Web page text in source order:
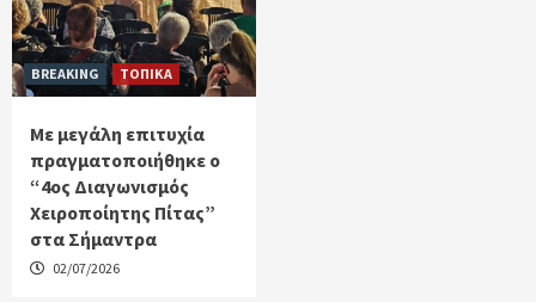
BREAKING ΤΟΠΙΚΑ
Με μεγάλη επιτυχία
πραγματοποιήθηκε ο
“4ος Διαγωνισμός
Χειροποίητης Πίτας”
στα Σήμαντρα
02/07/2026